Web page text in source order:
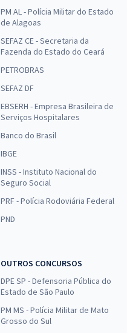
PM AL - Polícia Militar do Estado
de Alagoas
SEFAZ CE - Secretaria da
Fazenda do Estado do Ceará
PETROBRAS
SEFAZ DF
EBSERH - Empresa Brasileira de
Serviços Hospitalares
Banco do Brasil
IBGE
INSS - Instituto Nacional do
Seguro Social
PRF - Polícia Rodoviária Federal
PND
OUTROS CONCURSOS
DPE SP - Defensoria Pública do
Estado de São Paulo
PM MS - Polícia Militar de Mato
Grosso do Sul